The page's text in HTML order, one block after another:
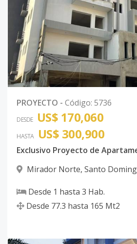
PROYECTO - Código: 5736
DESDE US$ 170,060
HASTA US$ 300,900
Mirador Norte, Santo
Desde 1 hasta 3 Hab.
Desde 77.3 hasta 165 Mt2